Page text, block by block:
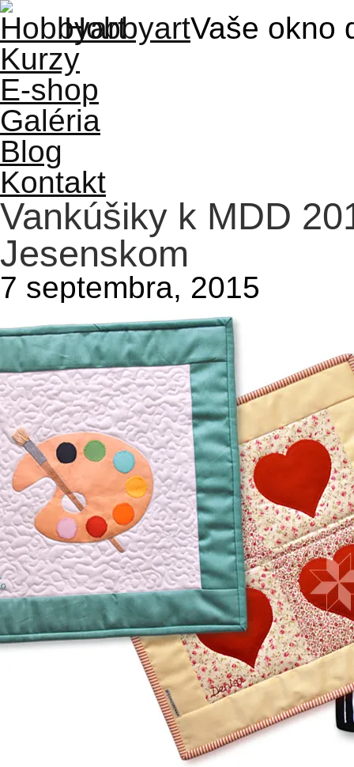
HobbyartVaše okno
Kurzy
E-shop
Galéria
Blog
Kontakt
Vankúšiky k MDD
Jesenskom
7 septembra, 2015